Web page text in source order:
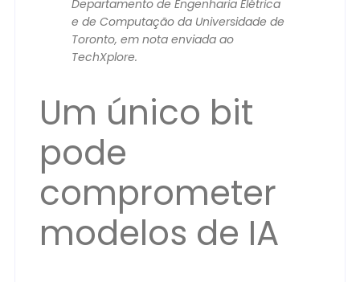
Departamento de Engenharia Elétrica
e de Computação da Universidade de
Toronto, em nota enviada ao
TechXplore.
Um único bit
pode
comprometer
modelos de IA